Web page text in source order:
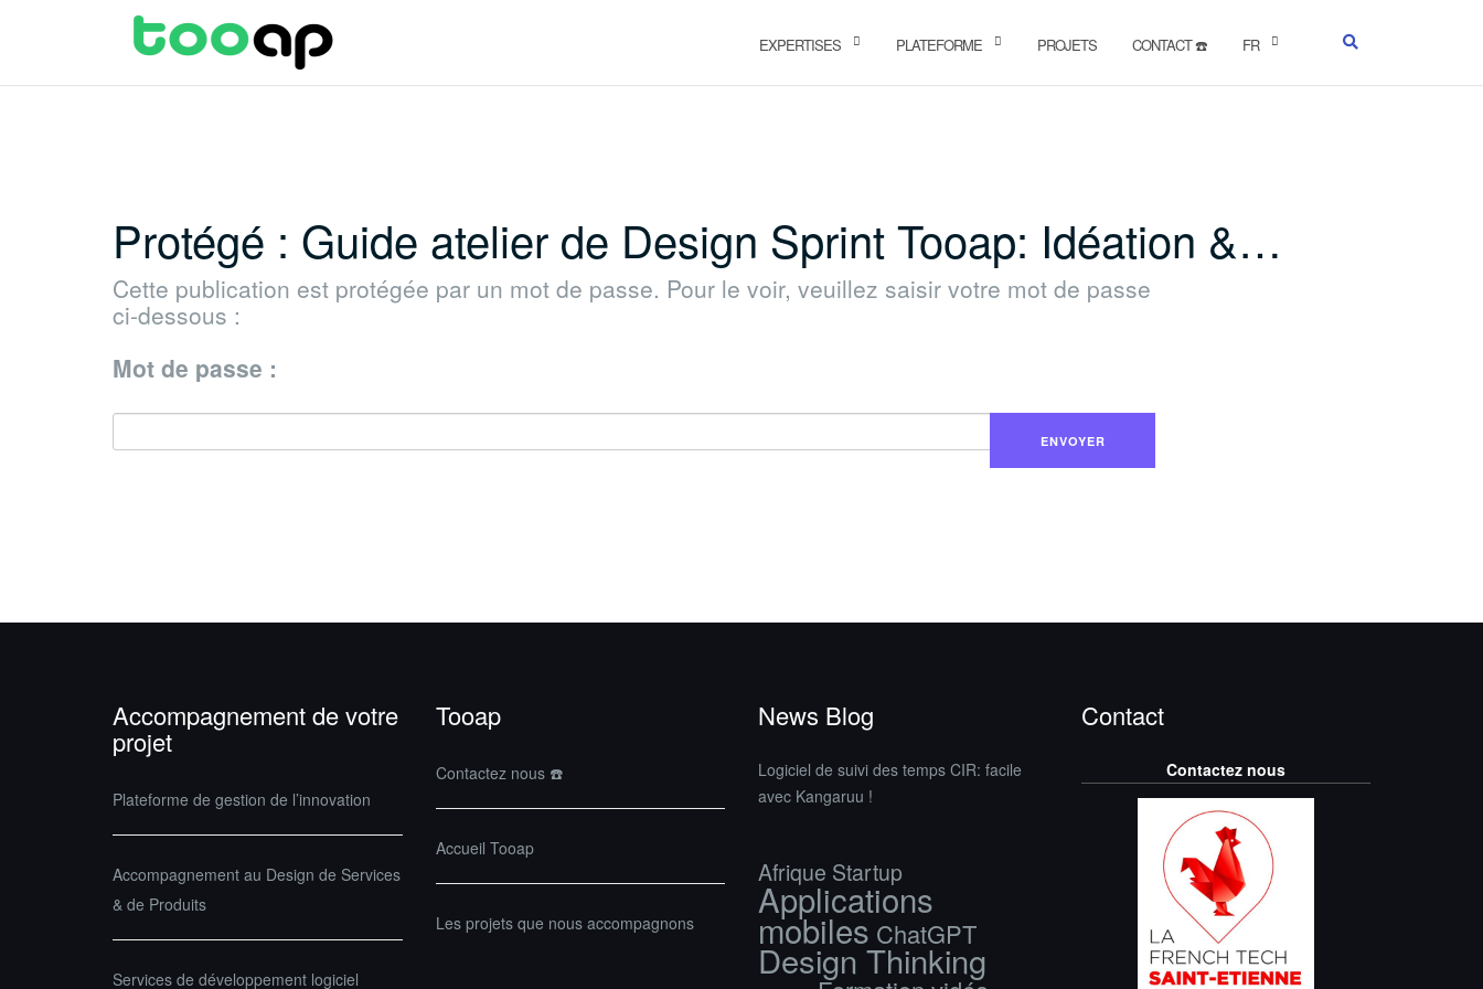
EXPERTISES PLATEFORME PROJETS CONTACT ☎️ FR
Protégé : Guide atelier de Design Sprint Tooap: Idéation &…
Cette publication est protégée par un mot de passe. Pour le voir, veuillez saisir votre mot de passe
ci-dessous :
Mot de passe :
ENVOYER
Accompagnement de votre
projet
Plateforme de gestion de l’innovation
Accompagnement au Design de Services
& de Produits
Services de développement logiciel
Tooap
Contactez nous ☎️
Accueil Tooap
Les projets que nous accompagnons
News Blog
Logiciel de suivi des temps CIR: facile
avec Kangaruu !
Afrique Startup
Applications
mobiles ChatGPT
Design Thinking
Contact
Contactez nous